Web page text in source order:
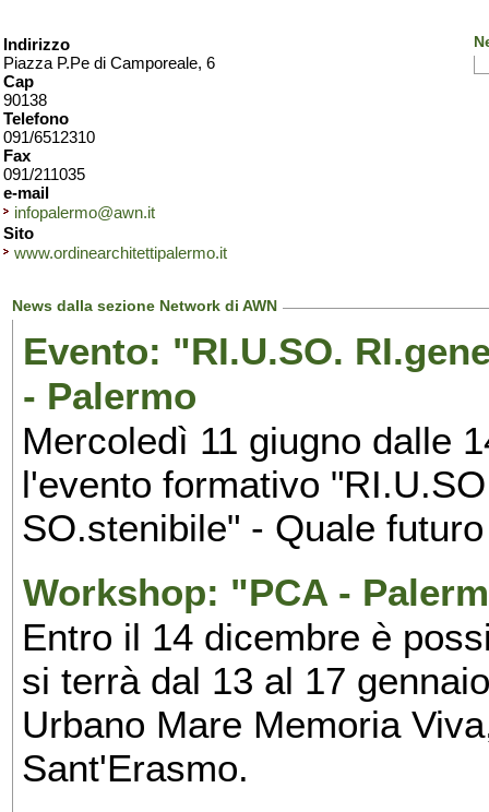
Indirizzo
Piazza P.Pe di Camporeale, 6
Cap
90138
Telefono
091/6512310
Fax
091/211035
e-mail
infopalermo@awn.it
Sito
www.ordinearchitettipalermo.it
News dalla sezione Network di AWN
Evento: "RI.U.SO.
- Palermo
Mercoledì 11 giugno dalle
l'evento formativo
SO.stenibile" - Quale
Workshop: "PCA -
Entro il 14 dicembre è
si terrà dal 13 al 17
Urbano Mare Memoria
Sant'Erasmo.